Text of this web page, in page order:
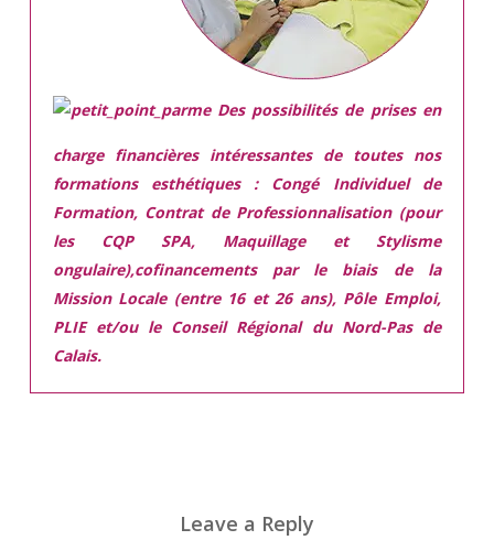
Des possibilités de prises en
charge financières intéressantes de toutes nos
formations esthétiques :Congé Individuel de
Formation, Contrat de Professionnalisation (pour
les CQP SPA, Maquillage et Stylisme
ongulaire),cofinancements par le biais de la
Mission Locale (entre 16 et 26 ans), Pôle Emploi,
PLIE et/ou le Conseil Régional du Nord-Pas de
Calais.
Leave a Reply